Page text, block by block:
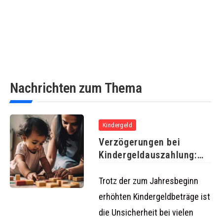
Nachrichten zum Thema
Kindergeld
Verzögerungen bei
Kindergeldauszahlung:
wissen müssen
Trotz der zum Jahresbeginn
erhöhten Kindergeldbeträge ist
die Unsicherheit bei vielen